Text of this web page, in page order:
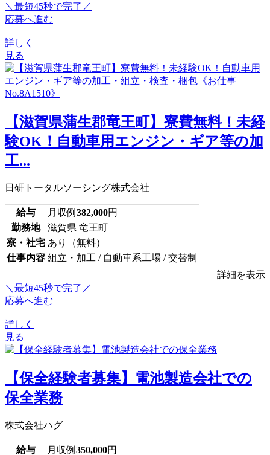
＼最短45秒で完了／
応募へ進む
詳しく
見る
【滋賀県蒲生郡竜王町】寮費無料！未経
験OK！自動車用エンジン・ギア等の加
工...
日研トータルソーシング株式会社
給与 月収例 382,000円
勤務地
滋賀県 竜王町
寮・社宅 あり（無料）
仕事内容 組立・加工 / 自動車系工場 / 交替制
詳細を表示
＼最短45秒で完了／
応募へ進む
詳しく
見る
【保全経験者募集】電池製造会社での
保全業務
株式会社ハグ
給与 月収例 350,000円